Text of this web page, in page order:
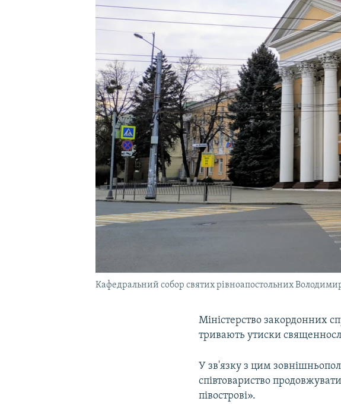
Кафедральний собор святих рівноапостольних
Міністерство закордонних
тривають утиски
У зв'язку з цим
співтовариство
півострові».